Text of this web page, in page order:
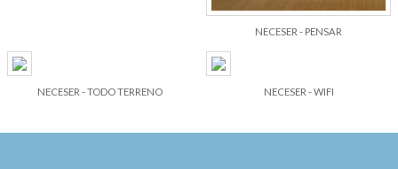
NECESER - PENSAR
NECESER - TODO TERRENO NECESER - WIFI